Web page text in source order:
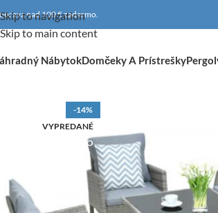
Skip to navigation
Skip to main content
nad 100 € zadarmo.
NábytokDomčeky A Prístrešky
-14%
VYPREDANÉ
DOPRAVA ZADARMO